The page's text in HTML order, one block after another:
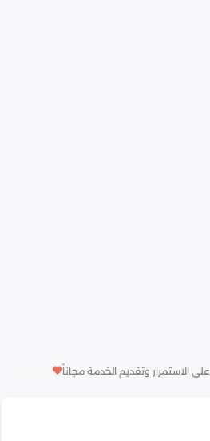
الاستمرار وتقديم الخدمة مجاناً